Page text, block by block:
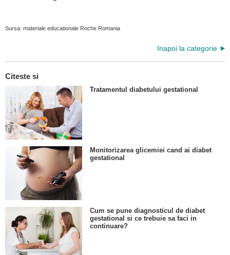
Sursa: materiale educationale Roche Romania
Inapoi la categorie
Citeste si
Tratamentul diabetului gestational
Monitorizarea glicemiei cand ai diabet
gestational
Cum se pune diagnosticul de diabet
gestational si ce trebuie sa faci in
continuare?